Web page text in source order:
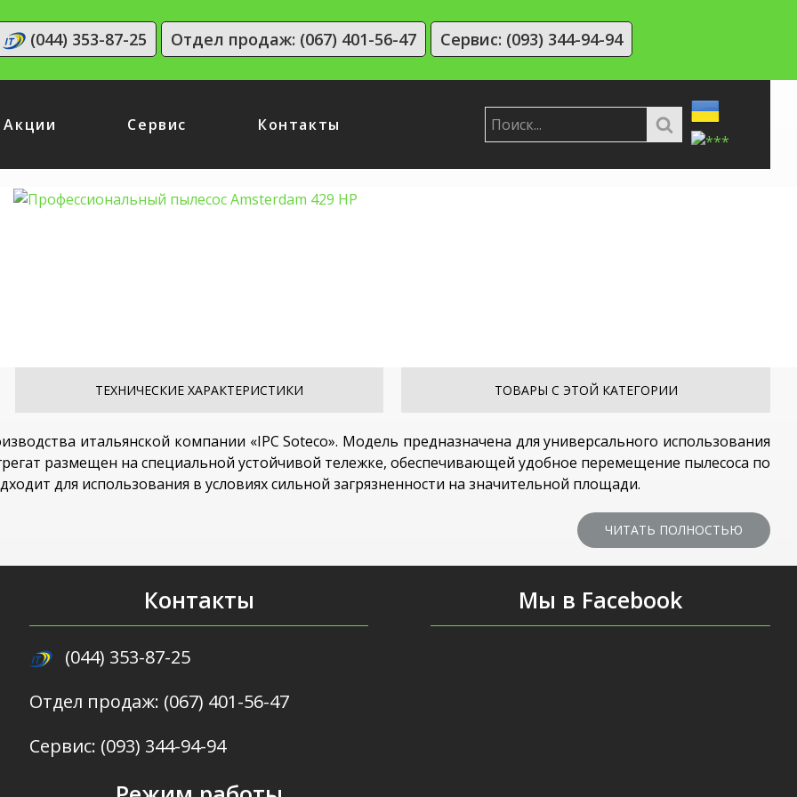
(044) 353-87-25 Отдел продаж: (067) 401-56-47 Сервис: (093) 344-94-94
Акции Сервис Контакты
ТЕХНИЧЕСКИЕ ХАРАКТЕРИСТИКИ ТОВАРЫ С ЭТОЙ КАТЕГОРИИ
итальянской компании «IPC Soteco». Модель предназначена для универсального использования
размещен на специальной устойчивой тележке, обеспечивающей удобное перемещение пылесоса по
для использования в условиях сильной загрязненности на значительной площади.
ЧИТАТЬ ПОЛНОСТЬЮ
Контакты
(044) 353-87-25
Отдел продаж: (067) 401-56-47
Сервис: (093) 344-94-94
Мы в Facebook